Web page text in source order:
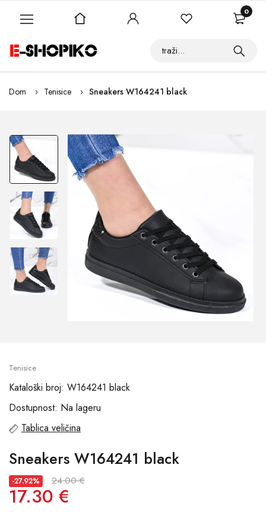
Dom Tenisice Sneakers W164241 black
Tenisice
Kataloški broj: W164241 black
Dostupnost: Na lageru
Tablica veličina
Sneakers W164241 black
-27.92% 24.00 €
17.30 €
0